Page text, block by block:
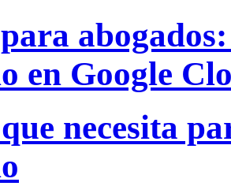
en Google
necesita